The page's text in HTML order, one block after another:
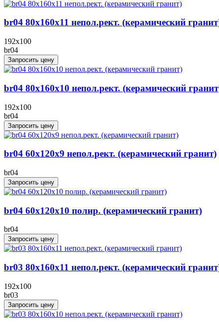
br04 80x160x11 непол.рект. (керамический
192x100
br04
Запросить цену
br04 80x160x10 непол.рект. (керамический
192x100
br04
Запросить цену
br04 60x120x9 непол.рект. (керамический гранит)
br04
Запросить цену
br04 60x120x10 полир. (керамический гранит)
br04
Запросить цену
br03 80x160x11 непол.рект. (керамический
192x100
br03
Запросить цену